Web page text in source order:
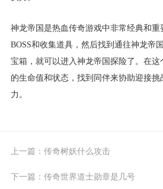
神龙帝国是热血传奇游戏中非常经典和
BOSS和收集道具，然后找到通往神龙帝
宝箱，就可以进入神龙帝国探险了。在
的生命值和状态，找到同伴来协助迎接
力。
上一篇： 传奇树妖什么攻击
下一篇： 传奇世界道士勋章是几号